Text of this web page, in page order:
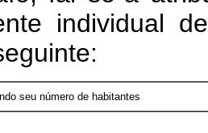
individual
seu número de habitantes